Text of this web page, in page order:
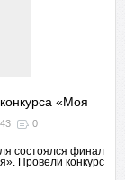
«Моя
0
состоялся финал
Провели конкурс